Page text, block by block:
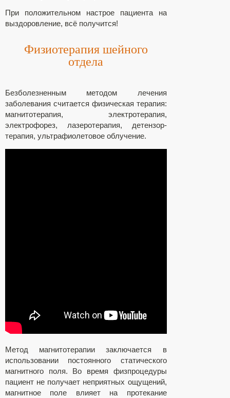
При положительном настрое пациента на
выздоровление, всё получится!
Физиотерапия шейного
отдела
Безболезненным методом лечения
заболевания считается физическая терапия:
магнитотерапия, электротерапия,
электрофорез, лазеротерапия, детензор-
терапия, ультрафиолетовое облучение.
Метод магнитотерапии заключается в
использовании постоянного статического
магнитного поля. Во время физпроцедуры
пациент не получает неприятных ощущений,
магнитное поле влияет на протекание